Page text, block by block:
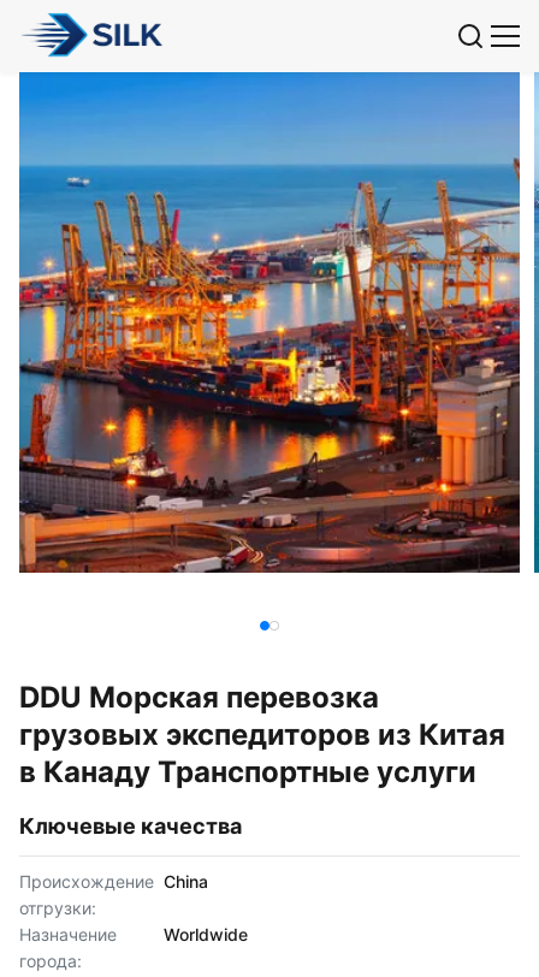
DDU Морская перевозка
грузовых экспедиторов из Китая
в Канаду Транспортные услуги
Ключевые качества
Происхождение
отгрузки:
China
Назначение
города:
Worldwide